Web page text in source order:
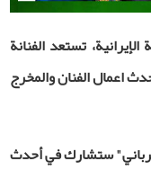
تستعد الفنانة
اعمال الفنان والمخرج
قرباني" ستشارك في أحدث